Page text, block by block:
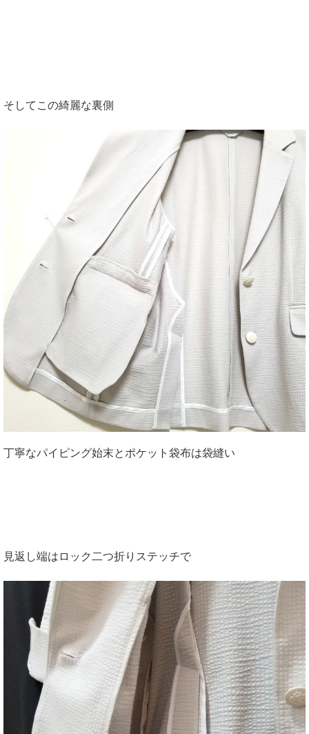
そしてこの綺麗な裏側
丁寧なパイピング始末とポケット袋布は袋縫い
見返し端はロック二つ折りステッチで